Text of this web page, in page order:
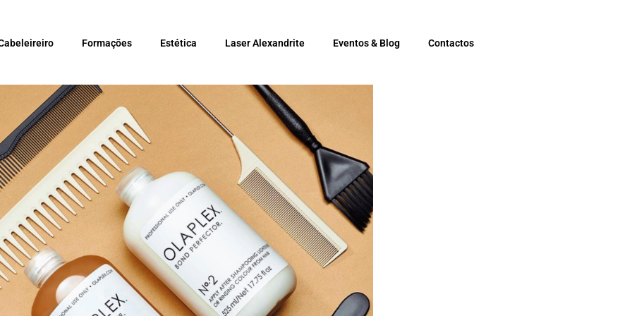
Formações Estética Laser Alexandrite Eventos & Blog Contactos